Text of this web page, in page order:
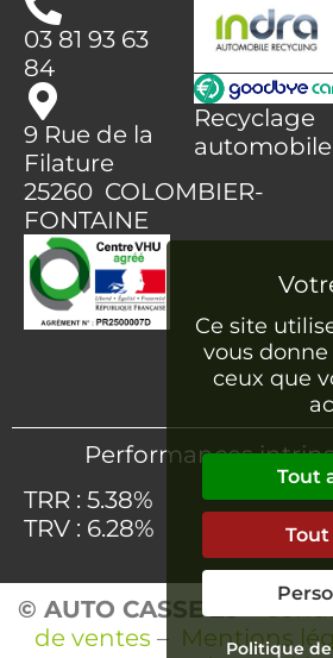
03 81 93 63
84
9 Rue de la
Filature
25260 COLOMBIER-
FONTAINE
Recyclage
automobile
Performances
TRR : 5.38%
TRV : 6.28%
© AUTO CASSE 25–
de ventes – Mentions
Ce site
vous
ceux que
Tout
Politique